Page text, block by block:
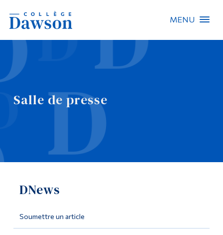
MENU
Salle de presse
DNews
Soumettre un article
Recherche sur le site
Recherche de personnes
EN
Omnivox